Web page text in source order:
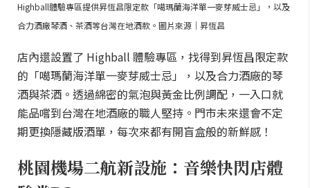
Highball體驗專區提供昇恆昌限定款「噶瑪蘭海洋單一麥芽威士忌」，以及
合力酒廠琴酒、茶酒等台灣在地酒款。圖片來源｜昇恆昌
店內還設置了 Highball 體驗專區，找得到昇恆昌限定款
的「噶瑪蘭海洋單一麥芽威士忌」，以及合力酒廠的琴
酒與茶酒。透過綿密的氣泡與黃金比例調配，一入口就
能品嚐到台灣在地酒廠的職人堅持。門市未來還會不定
期更換隱藏版酒單，每次來都有開盲盒般的新鮮感！
桃園機場二航新設施：音樂快閃店體